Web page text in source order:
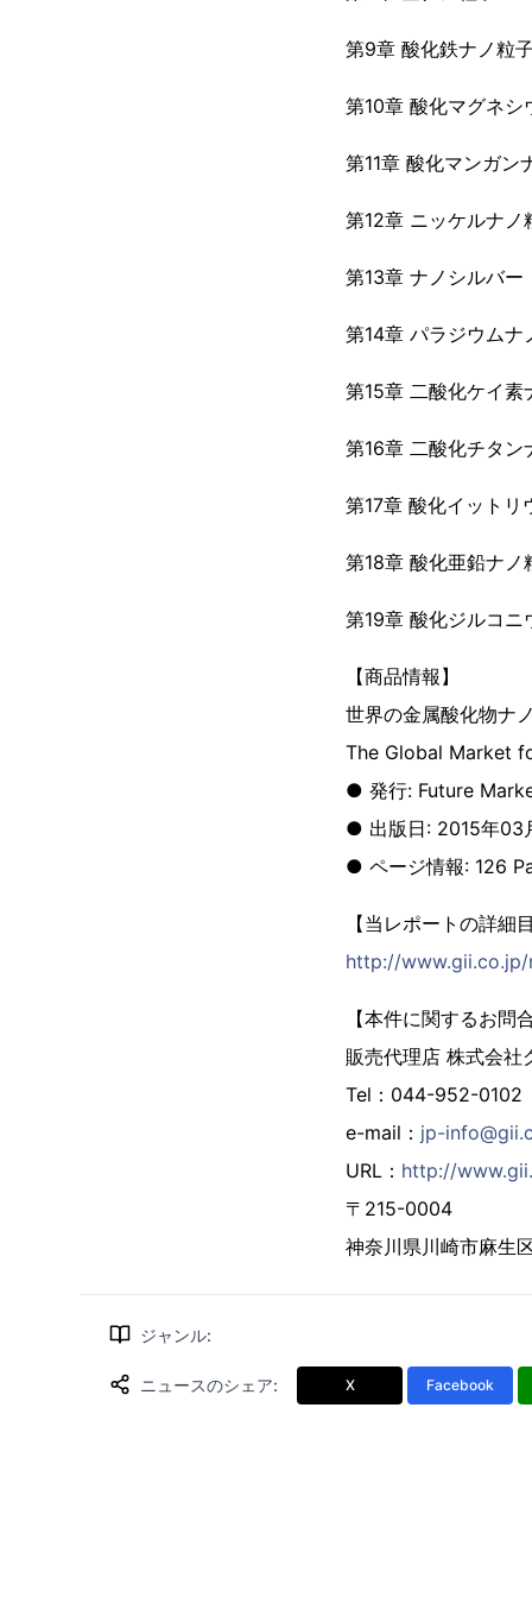
第9章 酸化鉄ナノ粒
第10章 酸化マグネシ
第11章 酸化マンガン
第12章 ニッケルナノ
第13章 ナノシルバー
第14章 パラジウムナ
第15章 二酸化ケイ素
第16章 二酸化チタン
第17章 酸化イットリ
第18章 酸化亜鉛ナノ
第19章 酸化ジルコニ
【商品情報】
世界の金属酸化物ナ
The Global Market
● 発行: Future
● 出版日: 2015年03
● ページ情報: 126
【当レポートの詳細
http://
【本件に関するお問
販売代理店 株式会社
Tel：044-952-0102
e-mail： jp-
URL： http://
〒215-0004
神奈川県川崎市麻生
ジャンル:
ニュースのシェア: X Facebook